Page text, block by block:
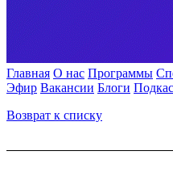
Главная О нас Программы
Эфир Вакансии Блоги
Возврат к списку